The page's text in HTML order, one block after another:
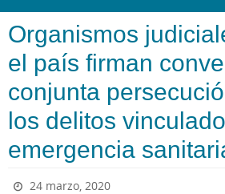
Organismos
el país firman
conjunta
los delitos
emergencia
24 marzo, 2020